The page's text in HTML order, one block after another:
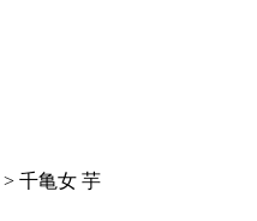
> 千亀女 芋